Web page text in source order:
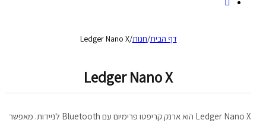
דף הבית/חנות/
Ledger Nano X
Ledger Nano X
Ledger Nano X הוא ארנק קריפטו פרימיום עם Bluetooth לניידות. מאפשר